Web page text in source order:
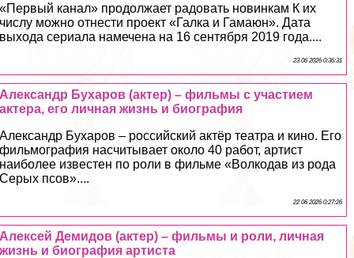
«Первый канал» продолжает радовать новинкам К их
числу можно отнести проект «Галка и Гамаюн». Дата
выхода сериала намечена на 16 сентября 2019 года....
23 06 2026 0:36:31
Александр Бухаров (актер) – фильмы с участием
актера, его личная жизнь и биография
Александр Бухаров – российский актёр театра и кино. Его
фильмография насчитывает около 40 работ, артист
наиболее известен по роли в фильме «Волкодав из рода
Серых псов»....
22 06 2026 0:27:26
Алексей Демидов (актер) – фильмы и роли, личная
жизнь и биография артиста